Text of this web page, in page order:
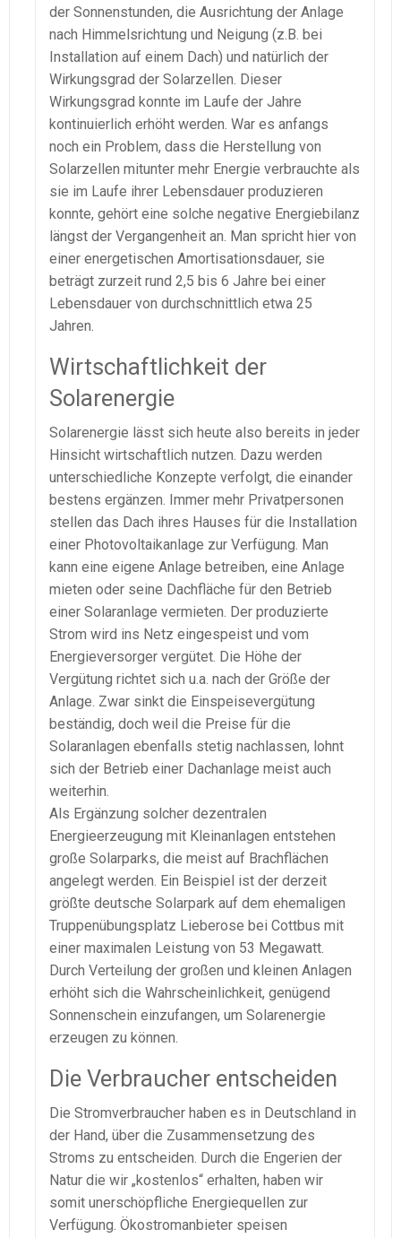
der Sonnenstunden, die Ausrichtung der Anlage
nach Himmelsrichtung und Neigung (z.B. bei
Installation auf einem Dach) und natürlich der
Wirkungsgrad der Solarzellen. Dieser
Wirkungsgrad konnte im Laufe der Jahre
kontinuierlich erhöht werden. War es anfangs
noch ein Problem, dass die Herstellung von
Solarzellen mitunter mehr Energie verbrauchte als
sie im Laufe ihrer Lebensdauer produzieren
konnte, gehört eine solche negative Energiebilanz
längst der Vergangenheit an. Man spricht hier von
einer energetischen Amortisationsdauer, sie
beträgt zurzeit rund 2,5 bis 6 Jahre bei einer
Lebensdauer von durchschnittlich etwa 25
Jahren.
Wirtschaftlichkeit der
Solarenergie
Solarenergie lässt sich heute also bereits in jeder
Hinsicht wirtschaftlich nutzen. Dazu werden
unterschiedliche Konzepte verfolgt, die einander
bestens ergänzen. Immer mehr Privatpersonen
stellen das Dach ihres Hauses für die Installation
einer Photovoltaikanlage zur Verfügung. Man
kann eine eigene Anlage betreiben, eine Anlage
mieten oder seine Dachfläche für den Betrieb
einer Solaranlage vermieten. Der produzierte
Strom wird ins Netz eingespeist und vom
Energieversorger vergütet. Die Höhe der
Vergütung richtet sich u.a. nach der Größe der
Anlage. Zwar sinkt die Einspeisevergütung
beständig, doch weil die Preise für die
Solaranlagen ebenfalls stetig nachlassen, lohnt
sich der Betrieb einer Dachanlage meist auch
weiterhin.
Als Ergänzung solcher dezentralen
Energieerzeugung mit Kleinanlagen entstehen
große Solarparks, die meist auf Brachflächen
angelegt werden. Ein Beispiel ist der derzeit
größte deutsche Solarpark auf dem ehemaligen
Truppenübungsplatz Lieberose bei Cottbus mit
einer maximalen Leistung von 53 Megawatt.
Durch Verteilung der großen und kleinen Anlagen
erhöht sich die Wahrscheinlichkeit, genügend
Sonnenschein einzufangen, um Solarenergie
erzeugen zu können.
Die Verbraucher entscheiden
Die Stromverbraucher haben es in Deutschland in
der Hand, über die Zusammensetzung des
Stroms zu entscheiden. Durch die Engerien der
Natur die wir „kostenlos“ erhalten, haben wir
somit unerschöpfliche Energiequellen zur
Verfügung. Ökostromanbieter speisen